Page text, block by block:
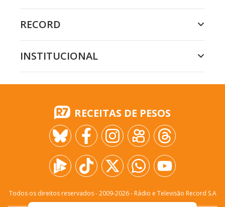
RECORD
INSTITUCIONAL
RECEITAS DE PESOS
Todos os direitos reservados - 2009-2026- Rádio e Televisão Record S.A